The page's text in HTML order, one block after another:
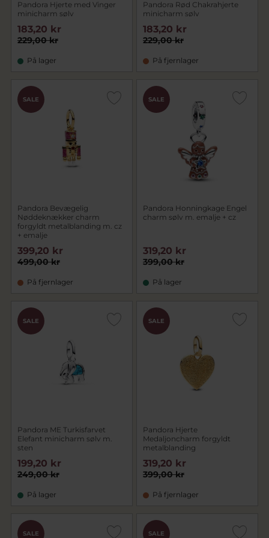
Pandora Hjerte med Vinger
minicharm sølv
229,00 kr
183,20 kr
På lager
Pandora Rød Chakrahjerte
minicharm sølv
229,00 kr
183,20 kr
På fjernlager
SALE
Pandora Bevægelig
Nøddeknækker charm
forgyldt metalblanding m. cz
+ emalje
499,00 kr
399,20 kr
På fjernlager
SALE
Pandora Honningkage Engel
charm sølv m. emalje + cz
399,00 kr
319,20 kr
På lager
SALE
Pandora ME Turkisfarvet
Elefant minicharm sølv m.
sten
249,00 kr
199,20 kr
På lager
SALE
Pandora Hjerte
Medaljoncharm forgyldt
metalblanding
399,00 kr
319,20 kr
På fjernlager
SALE SALE